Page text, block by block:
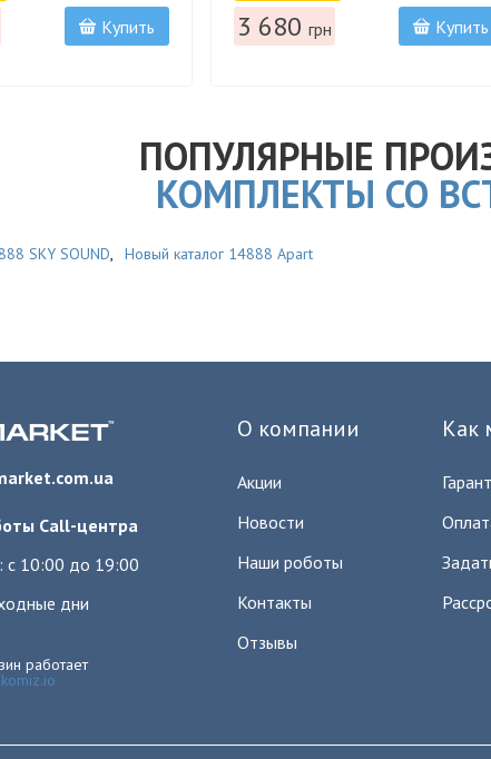
Купить 3 680 грн Купить
ПОПУЛЯРНЫЕ
КОМПЛЕКТЫ СО
SKY SOUND, Новый каталог 14888 Apart
Call-центра
с 10:00 до 19:00
дни
работает
komiz.io
О компании
Акции
Новости
Наши роботы
Контакты
Отзывы
Как